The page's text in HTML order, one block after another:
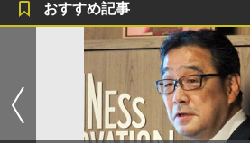
おすすめ記事